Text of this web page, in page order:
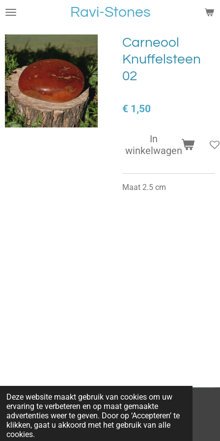
Deze website maakt gebruik van cookies om uw
ervaring te verbeteren en op maat gemaakte
advertenties weer te geven. Door op ‘Accepteren’ te
klikken, gaat u akkoord met het gebruik van alle
cookies.
Ga
naar
de
hoofdinhoud
Ravi-Stones
Carneool
Knuffelsteen
02
€ 1,50
In
winkelwagen
Maat 2.5 cm
© 2026 Ravi-Stones